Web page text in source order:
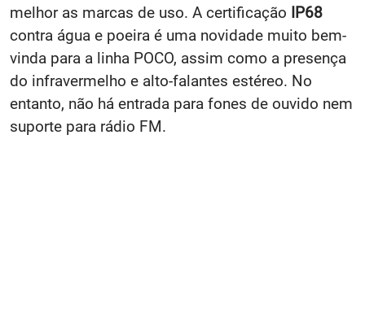
melhor as marcas de uso. A certificação IP68
contra água e poeira é uma novidade muito bem-
vinda para a linha POCO, assim como a presença
do infravermelho e alto-falantes estéreo. No
entanto, não há entrada para fones de ouvido nem
suporte para rádio FM.